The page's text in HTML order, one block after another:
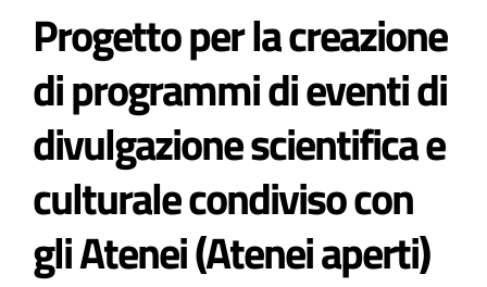
Partecipa
Comuni
Atti e Docunenti
Progetto per la creazione
di programmi di eventi di
divulgazione scientifica e
culturale condiviso con
gli Atenei (Atenei aperti)​